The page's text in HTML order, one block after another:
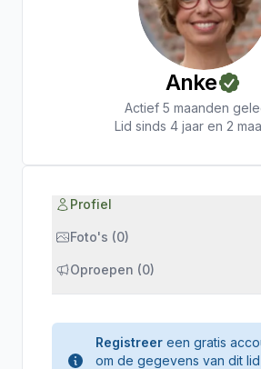
Anke
Actief 5 maanden
Lid sinds 4 jaar en 2
Profiel
Foto's (0)
Oproepen (0)
Registreer een gratis
om de gegevens van dit